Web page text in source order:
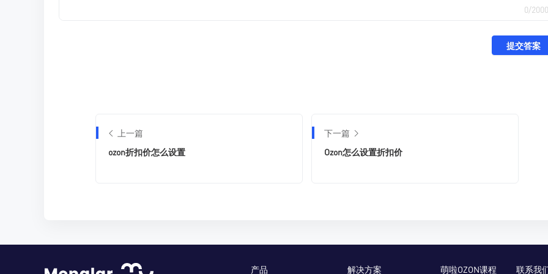
0/2000
提交答案
上一篇
ozon折扣价怎么设置
下一篇
Ozon怎么设置折扣价
产品 解决方案 萌啦OZON课程 联系我